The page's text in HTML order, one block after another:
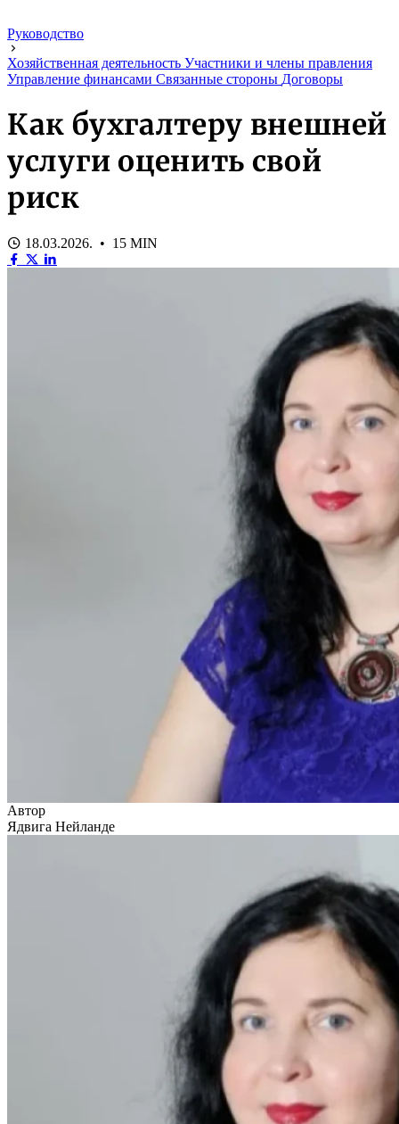
Руководство
Хозяйственная деятельность Участники и члены правления
Управление финансами Связанные стороны Договоры
Как бухгалтеру внешней
услуги оценить свой
риск
18.03.2026. • 15 MIN
Автор
Ядвига Нейланде